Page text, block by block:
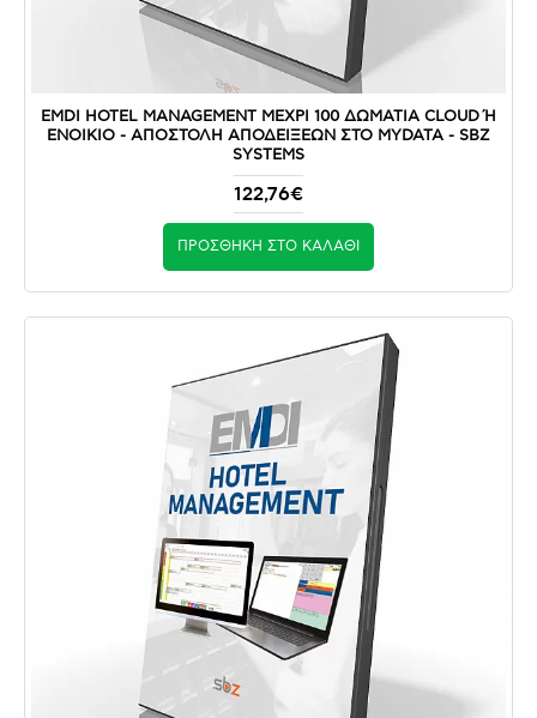
EMDI HOTEL MANAGEMENT ΜΕΧΡΙ 100 ΔΩΜΑΤΙΑ CLOUD Ή Ε
ΝΟΙΚΙΟ - ΑΠΟΣΤΟΛΉ ΑΠΟΔΕΊΞΕΩΝ ΣΤΟ MYDATA - SBZ S
YSTEMS
122,76€
ΠΡΟΣΘΉΚΗ ΣΤΟ ΚΑΛΆΘΙ